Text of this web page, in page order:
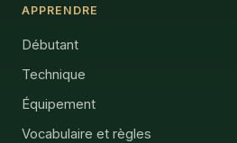
APPRENDRE
Débutant
Technique
Équipement
Vocabulaire et règles